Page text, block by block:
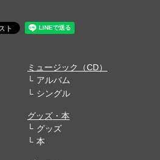
ミュージック（CD）
アルバム
シングル
グッズ・本
グッズ
本